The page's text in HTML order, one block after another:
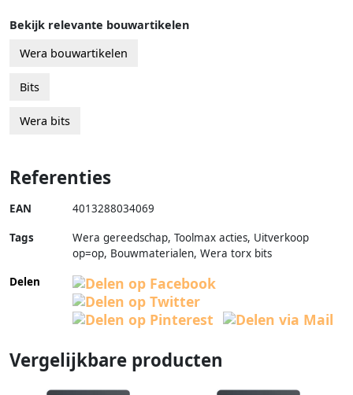
Bekijk relevante bouwartikelen
Wera bouwartikelen
Bits
Wera bits
Referenties
EAN 4013288034069
Tags
Wera gereedschap, Toolmax acties, Uitverkoop
op=op, Bouwmaterialen, Wera torx bits
Delen
Vergelijkbare producten